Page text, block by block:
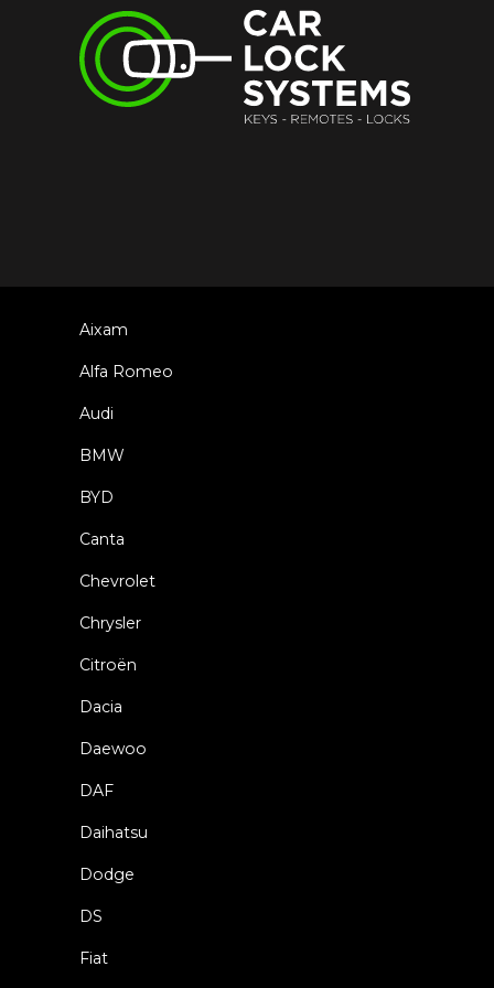
Aixam
Alfa Romeo
Audi
BMW
BYD
Canta
Chevrolet
Chrysler
Citroën
Dacia
Daewoo
DAF
Daihatsu
Dodge
DS
Fiat